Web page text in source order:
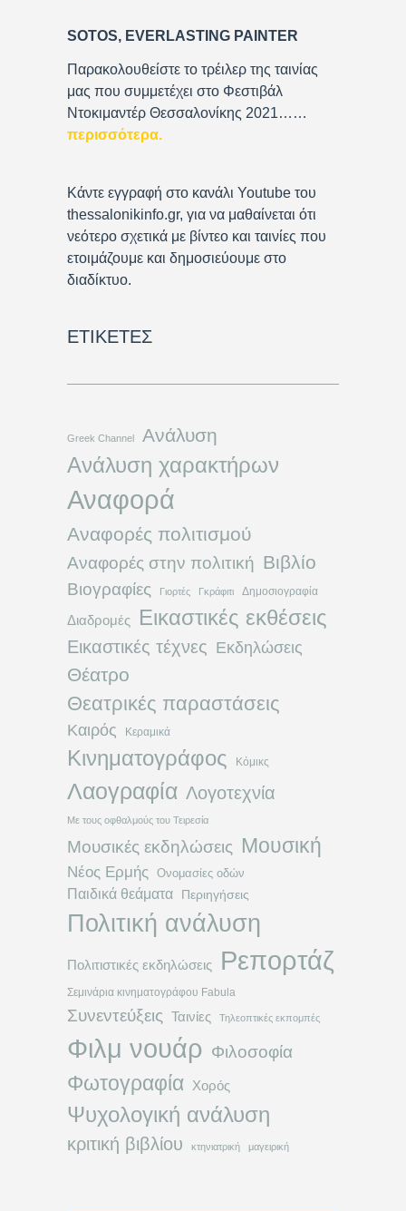
e
r
SOTOS, EVERLASTING PAINTER
Παρακολουθείστε το τρέιλερ της ταινίας
μας που συμμετέχει στο Φεστιβάλ
Ντοκιμαντέρ Θεσσαλονίκης 2021……
περισσότερα.
Κάντε εγγραφή στο κανάλι Youtube του
thessalonikinfo.gr, για να μαθαίνεται ότι
νεότερο σχετικά με βίντεο και ταινίες που
ετοιμάζουμε και δημοσιεύουμε στο
διαδίκτυο.
ΕΤΙΚΈΤΕΣ
Greek Channel Ανάλυση
Ανάλυση χαρακτήρων
Αναφορά
Αναφορές πολιτισμού
Αναφορές στην πολιτική Βιβλίο
Βιογραφίες Γιορτές Γκράφιτι Δημοσιογραφία
Διαδρομές Εικαστικές εκθέσεις
Εικαστικές τέχνες Εκδηλώσεις
Θέατρο
Θεατρικές παραστάσεις
Καιρός Κεραμικά
Κινηματογράφος Κόμικς
Λαογραφία Λογοτεχνία
Με τους οφθαλμούς του Τειρεσία
Μουσικές εκδηλώσεις Μουσική
Νέος Ερμής Ονομασίες οδών
Παιδικά θεάματα Περιηγήσεις
Πολιτική ανάλυση
Πολιτιστικές εκδηλώσεις Ρεπορτάζ
Σεμινάρια κινηματογράφου Fabula
Συνεντεύξεις Ταινίες Τηλεοπτικές εκπομπές
Φιλμ νουάρ Φιλοσοφία
Φωτογραφία Χορός
Ψυχολογική ανάλυση
κριτική βιβλίου κτηνιατρική μαγειρική